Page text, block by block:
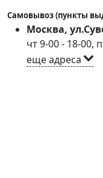
Самовывоз (пункты
Москва,
чт 9-00 - 18-00,
еще адреса